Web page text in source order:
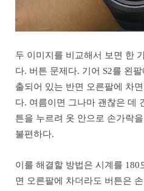
두 이미지를 비교해서 보면 한
다. 버튼 문제다. 기어 S2를 왼
출되어 있는 반면 오른팔에 차
다. 여름이면 그나마 괜찮은 데
튼을 누르려 옷 안으로 손가락
불편하다.
이를 해결할 방법은 시계를 180
면 오른팔에 차더라도 버튼은